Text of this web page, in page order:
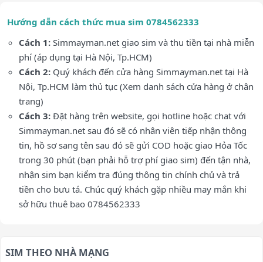
Hướng dẫn cách thức mua sim 0784562333
Cách 1: Simmayman.net giao sim và thu tiền tại nhà miễn
phí (áp dụng tại Hà Nội, Tp.HCM)
Cách 2: Quý khách đến cửa hàng Simmayman.net tại Hà
Nội, Tp.HCM làm thủ tục (Xem danh sách cửa hàng ở chân
trang)
Cách 3: Đặt hàng trên website, gọi hotline hoặc chat với
Simmayman.net sau đó sẽ có nhân viên tiếp nhận thông
tin, hồ sơ sang tên sau đó sẽ gửi COD hoặc giao Hỏa Tốc
trong 30 phút (bạn phải hỗ trợ phí giao sim) đến tận nhà,
nhận sim bạn kiểm tra đúng thông tin chính chủ và trả
tiền cho bưu tá. Chúc quý khách gặp nhiều may mắn khi
sở hữu thuê bao 0784562333
SIM THEO NHÀ MẠNG